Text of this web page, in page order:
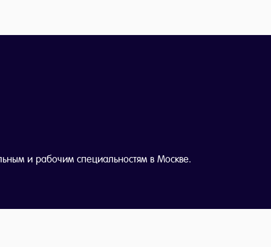
и рабочим специальностям в Москве.